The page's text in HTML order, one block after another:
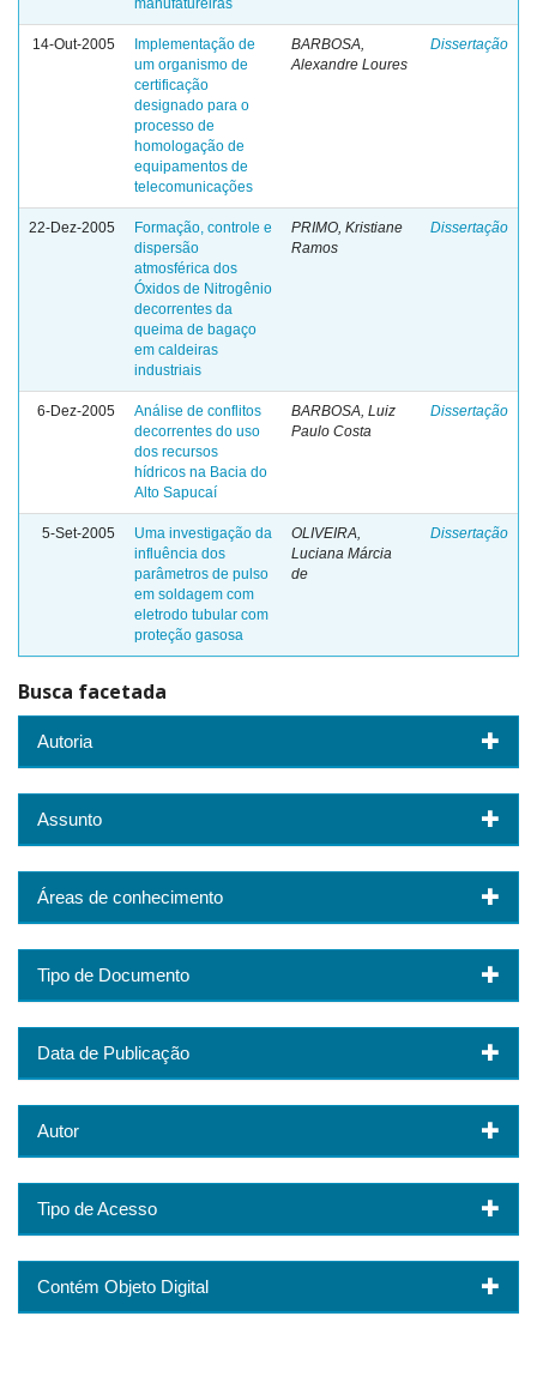
manufatureiras
14-Out-2005
Implementação de
um organismo de
certificação
designado para o
processo de
homologação de
equipamentos de
telecomunicações
BARBOSA,
Alexandre Loures
Dissertação
22-Dez-2005
Formação, controle e
dispersão
atmosférica dos
Óxidos de Nitrogênio
decorrentes da
queima de bagaço
em caldeiras
industriais
PRIMO, Kristiane
Ramos
Dissertação
6-Dez-2005
Análise de conflitos
decorrentes do uso
dos recursos
hídricos na Bacia do
Alto Sapucaí
BARBOSA, Luiz
Paulo Costa
Dissertação
5-Set-2005
Uma investigação da
influência dos
parâmetros de pulso
em soldagem com
eletrodo tubular com
proteção gasosa
OLIVEIRA,
Luciana Márcia
de
Dissertação
Busca facetada
Autoria
Assunto
Áreas de conhecimento
Tipo de Documento
Data de Publicação
Autor
Tipo de Acesso
Contém Objeto Digital